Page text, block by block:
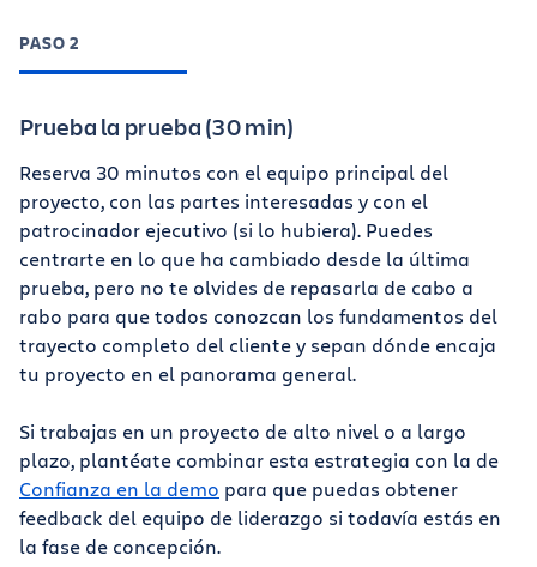
PASO 2
Prueba la prueba (30 min)
Reserva 30 minutos con el equipo principal del
proyecto, con las partes interesadas y con el
patrocinador ejecutivo (si lo hubiera). Puedes
centrarte en lo que ha cambiado desde la última
prueba, pero no te olvides de repasarla de cabo a
rabo para que todos conozcan los fundamentos del
trayecto completo del cliente y sepan dónde encaja
tu proyecto en el panorama general.
Si trabajas en un proyecto de alto nivel o a largo
plazo, plantéate combinar esta estrategia con la de
Confianza en la demo para que puedas obtener
feedback del equipo de liderazgo si todavía estás en
la fase de concepción.